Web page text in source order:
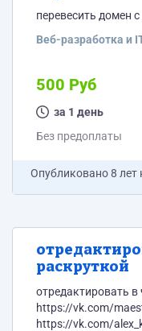
перевесить домен
Веб-разработка и
500 Руб
за 1 день
Без предоплаты
Опубликовано8 лет
раскруткой
отредактировать
https://vk.com/
https://vk.com/